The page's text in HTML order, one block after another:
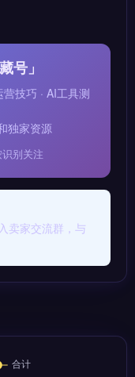
号」
技巧 · AI工具测
独家资源
别关注
卖家交流群，与